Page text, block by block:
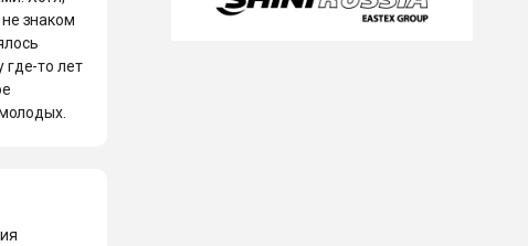
знаком
где-то лет